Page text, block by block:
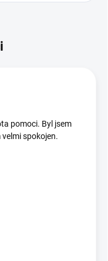
pomoci. Byl jsem
spokojen.